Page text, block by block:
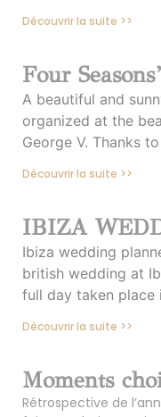
Découvrir la suite >>
Four
A beautiful and
organized at the
George V. Thanks
Découvrir la suite >>
IBIZA
Ibiza wedding
british wedding at
full day taken place
Découvrir la suite >>
Moments
Rétrospective de